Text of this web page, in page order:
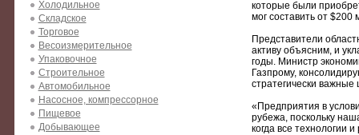
Холодильное
Складское
Торговое
Весоизмерительное
Упаковочное
Строительное
Автомобильное
Насосное, компрессорное
Пищевое
Добывающее
которые были
мог составить от
Представители
активу объясним, и
годы. Министр
Газпрому,
стратегически важные
«Предприятия в
рубежа, поскольку
когда все технологии